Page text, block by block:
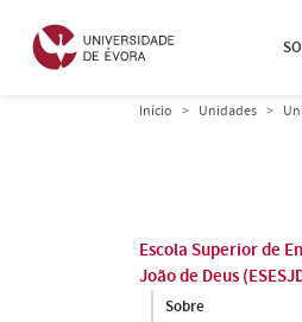
Início Unidades
Escola Superior de
João de Deus
Sobre